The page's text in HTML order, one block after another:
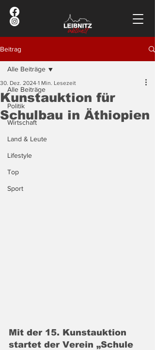
Beitrag
Alle Beiträge
Politik
Wirtschaft
Land & Leute
Lifestyle
Top
Sport
Alle Beiträge
Kunstauktion für
Schulbau in Äthiopien
30. Dez. 2024 1 Min. Lesezeit
Mit der 15. Kunstauktion
startet der Verein „Schule